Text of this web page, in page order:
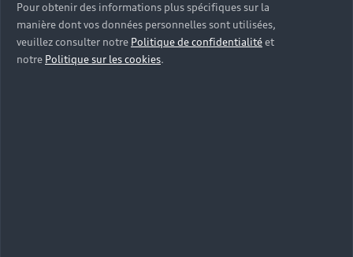
Pour obtenir des informations plus spécifiques sur la
manière dont vos données personnelles sont utilisées,
veuillez consulter notre Politique de confidentialitéet
notre Politique sur les cookies.